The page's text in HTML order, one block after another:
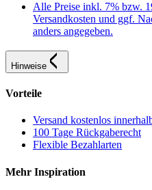
Alle Preise inkl. 7% bzw.
Versandkosten und ggf.
anders angegeben.
Hinweise
Vorteile
Versand kostenlos
100 Tage Rückgaberecht
Flexible Bezahlarten
Mehr Inspiration